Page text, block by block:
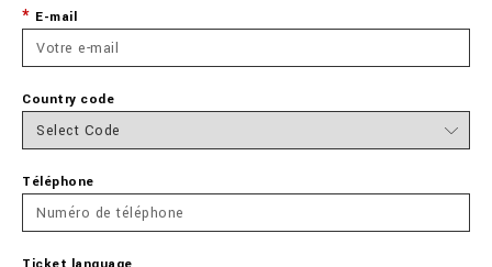
E-mail
Country code
Téléphone